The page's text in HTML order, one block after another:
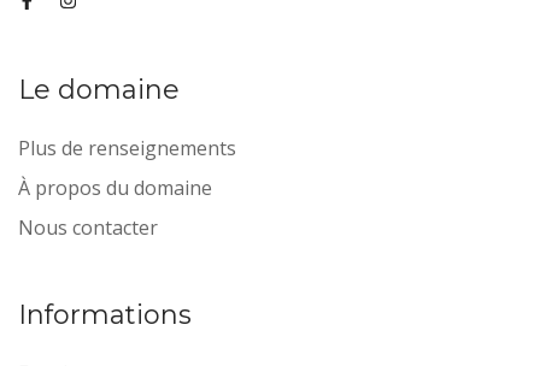
Le domaine
Plus de renseignements
À propos du domaine
Nous contacter
Informations